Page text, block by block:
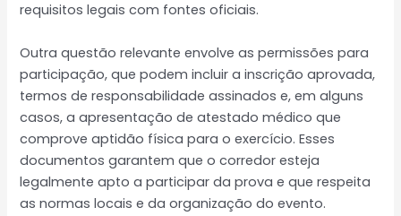
requisitos legais com fontes oficiais.
Outra questão relevante envolve as permissões para
participação, que podem incluir a inscrição aprovada,
termos de responsabilidade assinados e, em alguns
casos, a apresentação de atestado médico que
comprove aptidão física para o exercício. Esses
documentos garantem que o corredor esteja
legalmente apto a participar da prova e que respeita
as normas locais e da organização do evento.